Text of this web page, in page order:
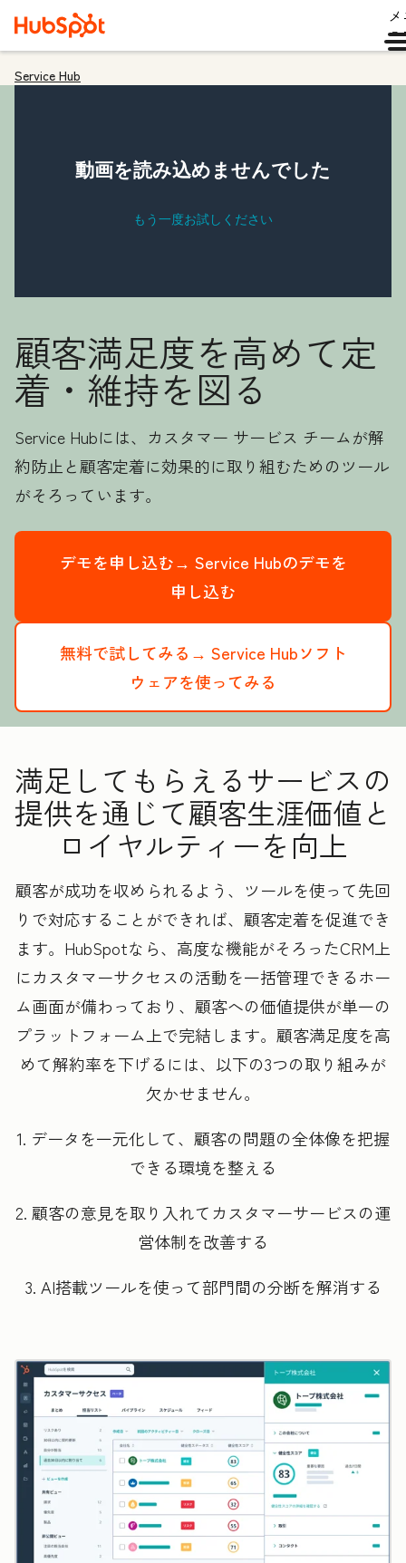
Service Hub
顧客満足度を高めて定
着・維持を図る
Service Hubには、カスタマー サービス チームが解
約防止と顧客定着に効果的に取り組むためのツール
がそろっています。
デモを申し込む→ Service Hubのデモを
申し込む
無料で試してみる→ Service Hubソフト
ウェアを使ってみる
満足してもらえるサービスの
提供を通じて顧客生涯価値と
ロイヤルティーを向上
顧客が成功を収められるよう、ツールを使って先回
りで対応することができれば、顧客定着を促進でき
ます。HubSpotなら、高度な機能がそろったCRM上
にカスタマーサクセスの活動を一括管理できるホー
ム画面が備わっており、顧客への価値提供が単一の
プラットフォーム上で完結します。顧客満足度を高
めて解約率を下げるには、以下の3つの取り組みが
欠かせません。
1. データを一元化して、顧客の問題の全体像を把握
できる環境を整える
2. 顧客の意見を取り入れてカスタマーサービスの運
営体制を改善する
3. AI搭載ツールを使って部門間の分断を解消する